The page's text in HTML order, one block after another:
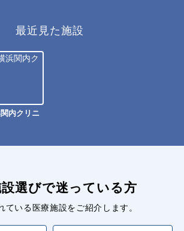
最近見た施設
内クリニ
設選びで迷っている方
ている医療施設をご紹介します。